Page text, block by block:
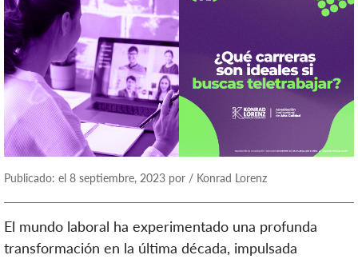
Publicado: el 8 septiembre, 2023 por / Konrad Lorenz
El mundo laboral ha experimentado una profunda
transformación en la última década, impulsada